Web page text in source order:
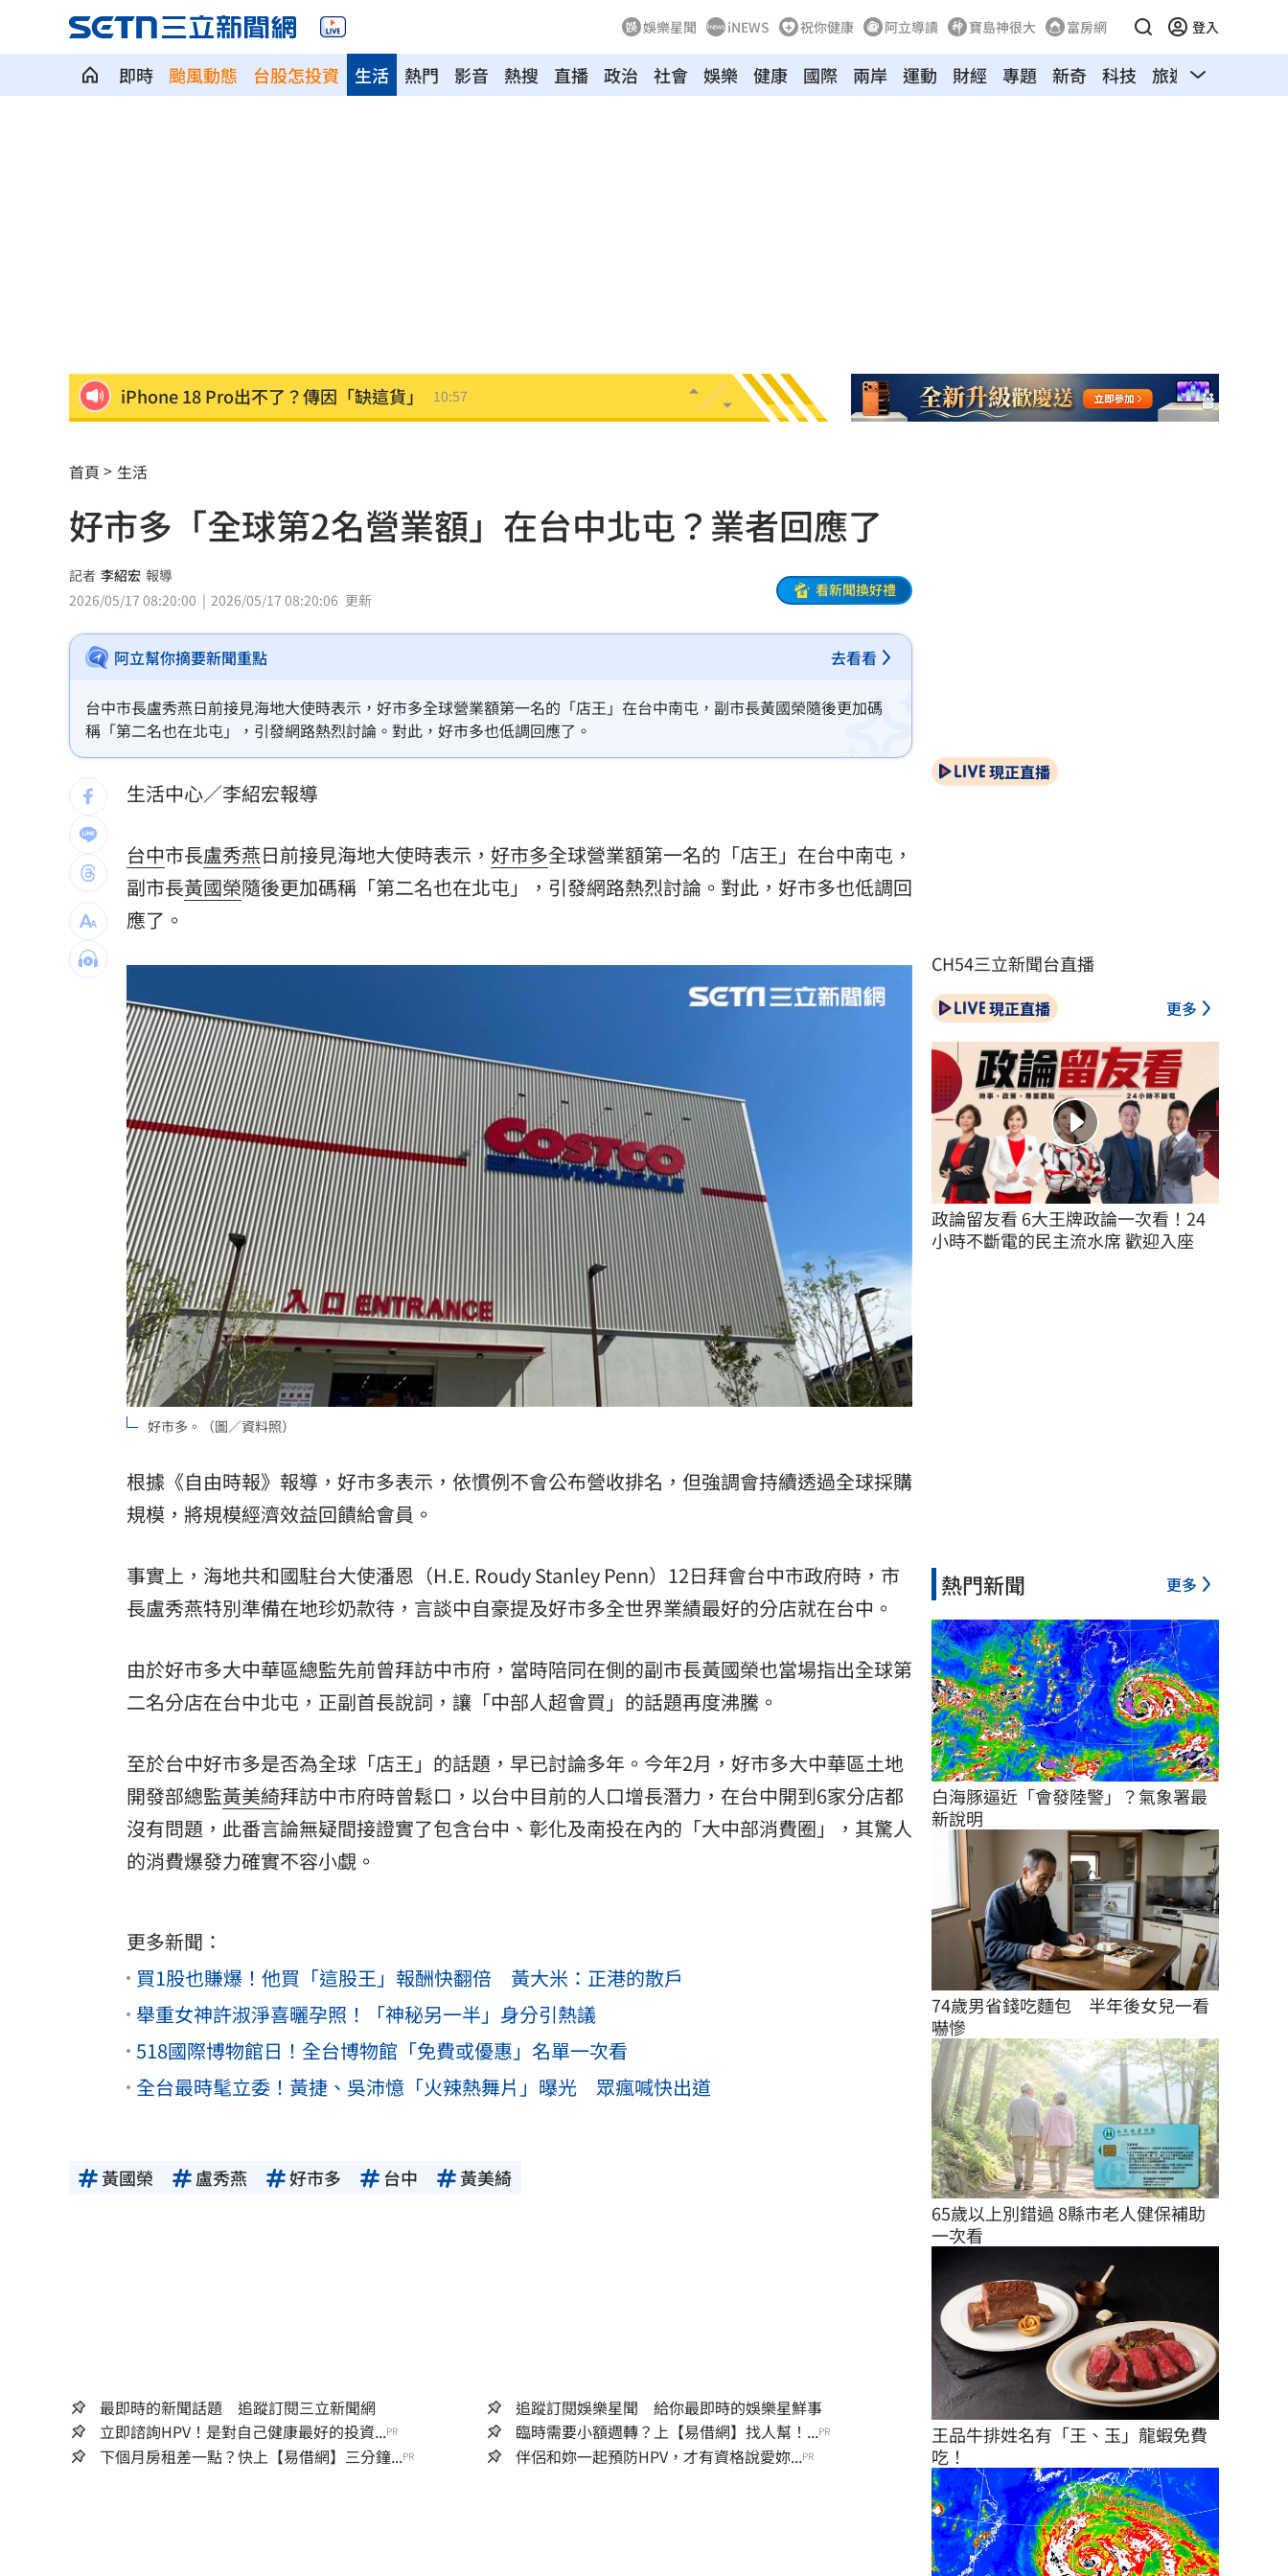
娛樂星聞 iNEWS 祝你健康 阿立導讀 寶島神很大 富房網 登入
即時 颱風動態 台股怎投資 熱門 影音 熱搜 直播 政治 社會 娛樂
生活 健康 國際 兩岸 運動 財經 專題 新奇 科技 旅遊 汽車
iPhone 18 Pro出不了？傳因「缺這貨」 10:57
奇豔妝容惹炎上！泰女公務員霸氣回嗆
慈濟遭詐10.6億！醫「神比喻」眾一看秒懂 10:52
外野手接球相撞 深遠飛球彈出牆變2分砲
用戶注意！Gmail在2027年將「大砍3功能」
獨／詐10億囤黃金爆增值3倍：可望全拿回
直呼難以諒解！他：慈濟最高層應有人下台 10:45
BLACKPINK活動惹議 公司遭人持球桿猛砸
60歲糖尿病婦 吃飯1改變血糖奇蹟下降 10:35
白海豚逼近放颱風假？最新暴風圈侵襲率曝
生前曾對打丟丟妹 肥大叔猝逝震撼全網 10:34
嘉里大容物流車撞分隔島！駕駛酒測值爆表
台灣彩券開獎直播中 20:31
LIVE三立+24小時直播 15:27
三立iNEWS新聞台線上直播 18:00
「拍片人的多重宇宙」職涯論壇9/12登場！ 10:30
8國球員齊聚高雄 Formosa 7s掀足球熱潮 10:00
理想混蛋號召粉絲跨海追星吃美食！ 18:15
首頁 生活
好市多「全球第2名營業額」在台中北屯？業者回應了
記者 李紹宏 報導
2026/05/17 08:20:00
2026/05/17 08:20:06 更新
看新聞換好禮
阿立幫你摘要新聞重點 去看看
台中市長盧秀燕日前接見海地大使時表示，好市多全球營業額第一名的「店王」在台中南屯，副市長黃國榮隨後更加碼
稱「第二名也在北屯」，引發網路熱烈討論。對此，好市多也低調回應了。
生活中心／李紹宏報導
台中市長盧秀燕日前接見海地大使時表示， 好市多全球營業額第一名的「店王」在台中南屯，
副市長黃國榮隨後更加碼稱「第二名也在北屯」，引發網路熱烈討論。對此，好市多也低調回
應了。
好市多。（圖／資料照）
根據《自由時報》報導，好市多表示，依慣例不會公布營收排名，但強調會持續透過全球採購
規模，將規模經濟效益回饋給會員。
事實上，海地共和國駐台大使潘恩（H.E. Roudy Stanley Penn）12日拜會台中市政府時，市
長盧秀燕特別準備在地珍奶款待，言談中自豪提及好市多全世界業績最好的分店就在台中。
由於好市多大中華區總監先前曾拜訪中市府，當時陪同在側的副市長黃國榮也當場指出全球第
二名分店在台中北屯，正副首長說詞，讓「中部人超會買」的話題再度沸騰。
至於台中好市多是否為全球「店王」的話題，早已討論多年。今年2月，好市多大中華區土地
開發部總監黃美綺拜訪中市府時曾鬆口，以台中目前的人口增長潛力，在台中開到6家分店都
沒有問題，此番言論無疑間接證實了包含台中、彰化及南投在內的「大中部消費圈」，其驚人
的消費爆發力確實不容小覷。
更多新聞：
買1股也賺爆！他買「這股王」報酬快翻倍 黃大米：正港的散戶
舉重女神許淑淨喜曬孕照！「神秘另一半」身分引熱議
518國際博物館日！全台博物館「免費或優惠」名單一次看
全台最時髦立委！黃捷、吳沛憶「火辣熱舞片」曝光 眾瘋喊快出道
黃國榮 盧秀燕 好市多 台中 黃美綺
最即時的新聞話題 追蹤訂閱三立新聞網
追蹤訂閱娛樂星聞 給你最即時的娛樂星鮮事
立即諮詢HPV！是對自己健康最好的投資...PR 臨時需要小額週轉？上【易借網】找人幫！...PR
下個月房租差一點？快上【易借網】三分鐘...PR 伴侶和妳一起預防HPV，才有資格說愛妳...PR
現正直播
CH54三立新聞台直播
現正直播 更多
政論留友看 6大王牌政論一次看！24
小時不斷電的民主流水席 歡迎入座
熱門新聞 更多
白海豚逼近「會發陸警」？氣象署最
新說明
74歲男省錢吃麵包　半年後女兒一看
嚇慘
65歲以上別錯過 8縣市老人健保補助
一次看
王品牛排姓名有「王、玉」龍蝦免費
吃！